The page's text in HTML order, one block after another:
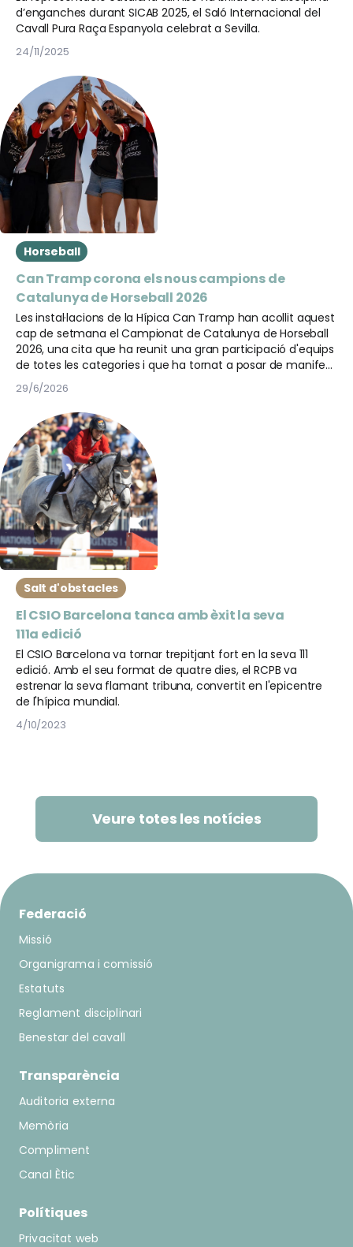
d’enganches durant SICAB 2025, el Saló Internacional del
Cavall Pura Raça Espanyola celebrat a Sevilla.
24/11/2025
Horseball
Can Tramp corona els nous campions de
Catalunya de Horseball 2026
Les instal·lacions de la Hípica Can Tramp han acollit aquest
cap de setmana el Campionat de Catalunya de Horseball
2026, una cita que ha reunit una gran participació d'equips
de totes les categories i que ha tornat a posar de manifest
el bon estat de salut d'aquesta disciplina a Catalunya.
29/6/2026
Salt d'obstacles
El CSIO Barcelona tanca amb èxit la seva
111a edició
El CSIO Barcelona va tornar trepitjant fort en la seva 111
edició. Amb el seu format de quatre dies, el RCPB va
estrenar la seva flamant tribuna, convertit en l'epicentre
de l'hípica mundial.
4/10/2023
Veure totes les notícies
Federació
Missió
Organigrama i comissió
Estatuts
Reglament disciplinari
Benestar del cavall
Transparència
Auditoria externa
Memòria
Compliment
Canal Ètic
Polítiques
Privacitat web